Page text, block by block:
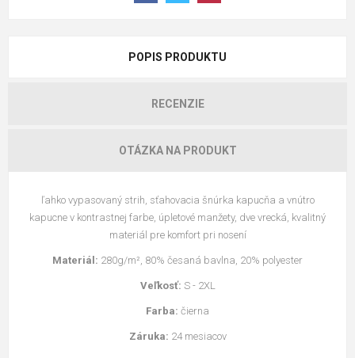
POPIS PRODUKTU
RECENZIE
OTÁZKA NA PRODUKT
ľahko vypasovaný strih, sťahovacia šnúrka kapucňa a vnútro
kapucne v kontrastnej farbe, úpletové manžety, dve vrecká, kvalitný
materiál pre komfort pri nosení
Materiál: 280g/m², 80% česaná bavlna, 20% polyester
Veľkosť: S - 2XL
Farba: čierna
Záruka: 24 mesiacov